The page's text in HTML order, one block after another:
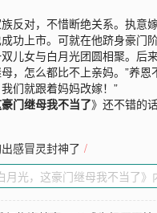
反对，不惜断绝关系。执
功上市。可就在他跻身豪
儿女与白月光团圆相聚。后
，怎么都比不上亲妈。”养
们就跟着妈妈改嫁！”
门继母我不当了》还不错的
感冒灵封神了 /